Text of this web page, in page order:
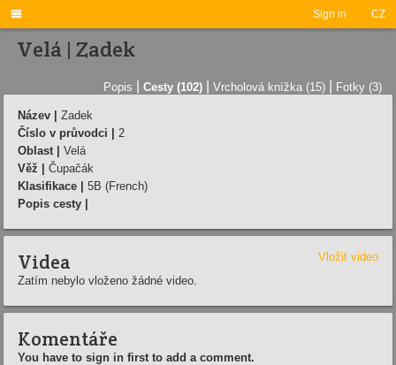
Sign in CZ

Velá | Zadek
Popis Cesty (102) Vrcholová knížka (15) Fotky (3)
Název |
Zadek
Číslo v průvodci |
2
Oblast |
Velá
Věž |
Čupačák
Klasifikace |
5B (French)
Popis cesty |
Videa
Vložit video
Zatím nebylo vloženo žádné video.
Komentáře
You have to sign in first to add a comment.